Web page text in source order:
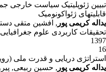
تبیین ژئوپلیتیک سیاست خارجی
قابلیتهای ژئواکونومیک
یداله کریمی پور , افشین متقی
تحقیقات کاربردی علوم جغرافیایی
1397
16
استراتژی دریایی و قدرت ملی
یداله کریمی پور , حسین ربیعی,